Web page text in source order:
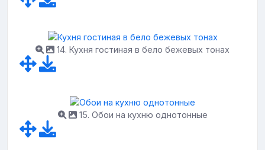
14. Кухня гостиная в бело бежевых тонах
15. Обои на кухню однотонные